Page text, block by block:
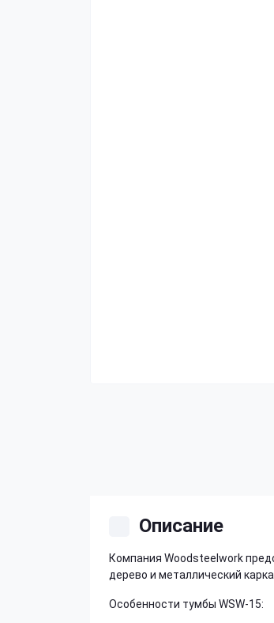
Описание
Компания Woodsteelwork
дерево и металлический
Особенности тумбы WSW-15: